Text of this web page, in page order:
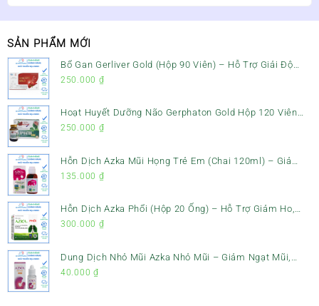
SẢN PHẨM MỚI
Bổ Gan Gerliver Gold (Hộp 90 Viên) – Hỗ Trợ Giải Độc
Gan, Mát Gan & Bảo Vệ Gan
250.000 ₫
Hoạt Huyết Dưỡng Não Gerphaton Gold Hộp 120 Viên
– Giảm Đau Đầu, Hoa Mắt, Chóng Mặt & Rối Loạn Tiền
250.000 ₫
Hỗn Dịch Azka Mũi Họng Trẻ Em (Chai 120ml) – Giảm
Ho, Tiêu Đờm & Đau Rát Họng
135.000 ₫
Hỗn Dịch Azka Phổi (Hộp 20 Ống) – Hỗ Trợ Giảm Ho,
Tiêu Đờm & Bổ Phổi
300.000 ₫
Dung Dịch Nhỏ Mũi Azka Nhỏ Mũi – Giảm Ngạt Mũi,
Sổ Mũi Cho Trẻ Sơ Sinh
40.000 ₫